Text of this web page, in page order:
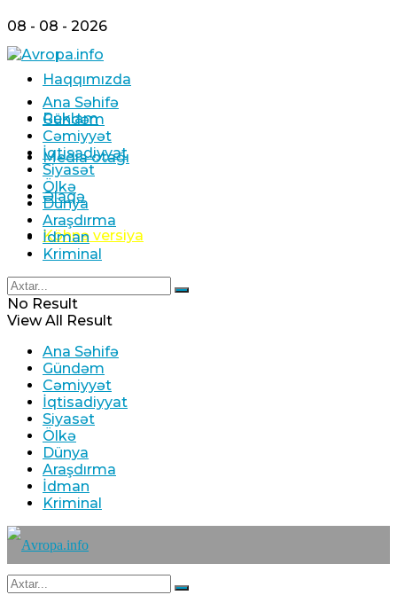
08 - 08 - 2026
Haqqımızda
Reklam
Media otağı
Əlaqə
Köhnə versiya
Ana Səhifə
Gündəm
Cəmiyyət
İqtisadiyyat
Siyasət
Ölkə
Dünya
Araşdırma
İdman
Kriminal
No Result
View All Result
Ana Səhifə
Gündəm
Cəmiyyət
İqtisadiyyat
Siyasət
Ölkə
Dünya
Araşdırma
İdman
Kriminal